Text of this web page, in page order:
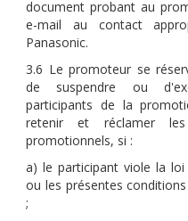
document probant au
e-mail au contact
Panasonic.
3.6 Le promoteur se
de suspendre ou
participants de la
retenir et réclamer
promotionnels, si :
a) le participant viole la loi
ou les présentes
;